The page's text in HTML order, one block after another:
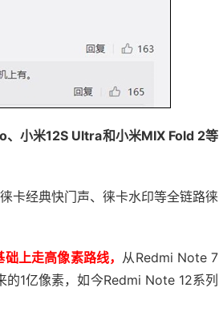
、小米12S Ultra和小米MIX Fold 2等
卡经典快门声、徕卡水印等全链路徕
上走高像素路线， 从Redmi Note 7
1亿像素，如今Redmi Note 12系列